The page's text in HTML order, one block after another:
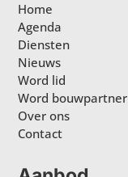
Home
Agenda
Diensten
Nieuws
Word lid
Word bouwpartner
Over ons
Contact